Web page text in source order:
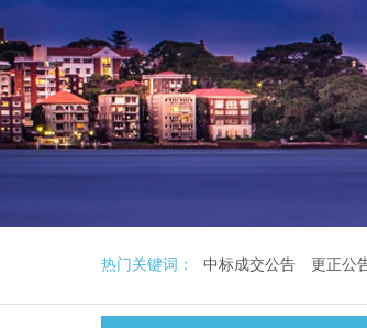
热门关键词： 中标成交公告 更正公